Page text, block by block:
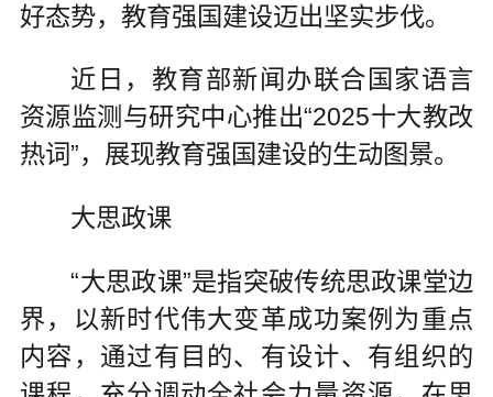
好态势，教育强国建设迈出坚实步伐。
近日，教育部新闻办联合国家语言
资源监测与研究中心推出“2025十大教改
热词”，展现教育强国建设的生动图景。
大思政课
“大思政课”是指突破传统思政课堂边
界，以新时代伟大变革成功案例为重点
内容，通过有目的、有设计、有组织的